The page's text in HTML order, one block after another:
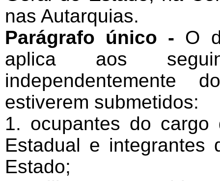
nas Autarquias.
Parágrafo único - O
aplica aos
estiverem submetidos:
1. ocupantes do
Estadual e integrantes
Estado;